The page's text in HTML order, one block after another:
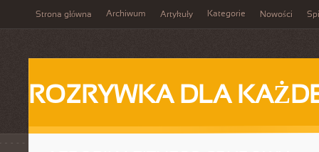
Strona główna Archiwum Artykuły Kategorie Nowości
ROZRYWKA DLA